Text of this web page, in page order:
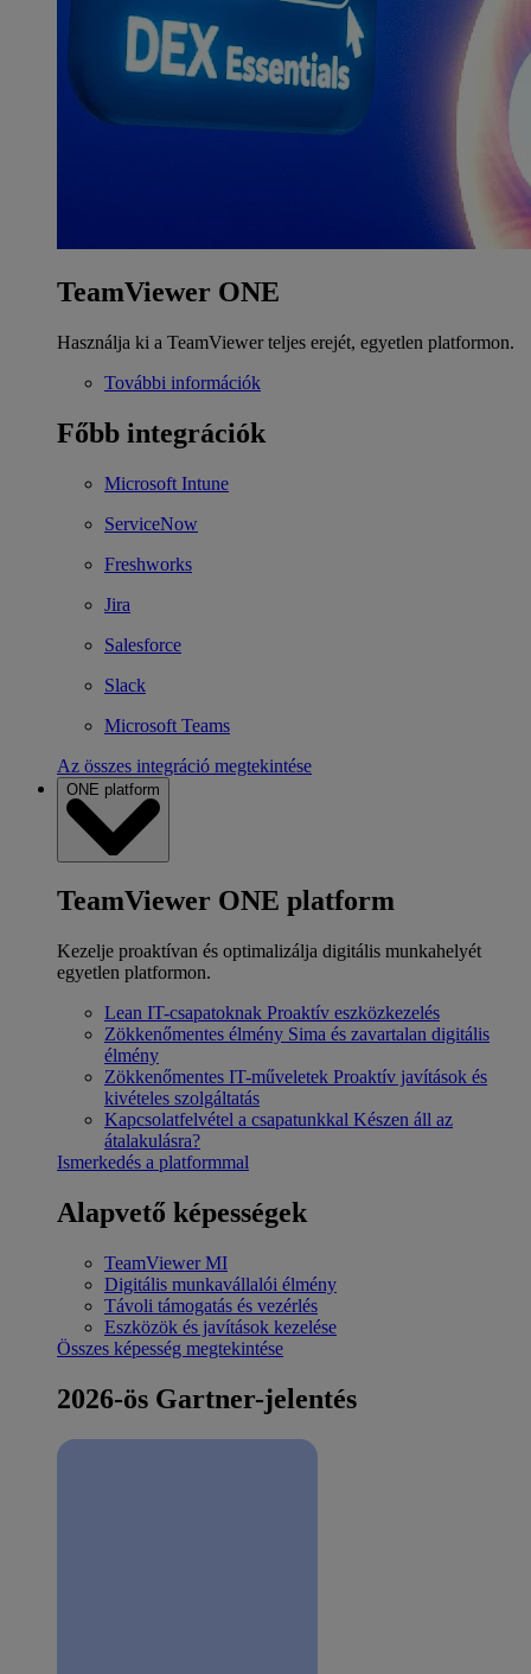
TeamViewer ONE
Használja ki a TeamViewer teljes erejét, egyetlen platformon.
További információk
Főbb integrációk
Microsoft Intune
ServiceNow
Freshworks
Jira
Salesforce
Slack
Microsoft Teams
Az összes integráció megtekintése
ONE platform
TeamViewer ONE platform
Kezelje proaktívan és optimalizálja digitális munkahelyét
egyetlen platformon.
Lean IT-csapatoknak Proaktív eszközkezelés
Zökkenőmentes élmény Sima és zavartalan digitális
élmény
Zökkenőmentes IT-műveletek Proaktív javítások és
kivételes szolgáltatás
Kapcsolatfelvétel a csapatunkkal Készen áll az
átalakulásra?
Ismerkedés a platformmal
Alapvető képességek
TeamViewer MI
Digitális munkavállalói élmény
Távoli támogatás és vezérlés
Eszközök és javítások kezelése
Összes képesség megtekintése
2026-ös Gartner-jelentés